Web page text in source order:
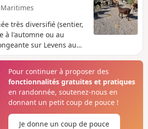
très diversifié (sentier,
à l'automne ou au
sur Levens au
milieu de magnifiques
Pour continuer à proposer des
fonctionnalités gratuites et pratiques
en randonnée, soutenez-nous en
donnant un petit coup de pouce !
Je donne un coup de pouce